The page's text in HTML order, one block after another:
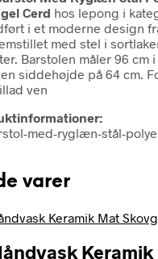
Cerd hos lepong i
i et moderne design
med stel i
Barstolen måler 96 cm
siddehøjde på 64 cm.
ven
med-ryglæn-stål-
varer